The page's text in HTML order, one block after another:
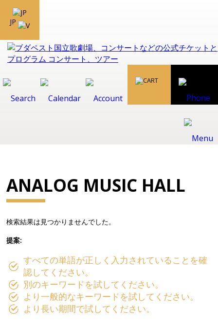
JP
ANALOG MUSIC HALL
検索結果は見つかりませんでした。
提案:
すべての単語が正しく入力されていることを確
認してください。
別のキーワードを試してください。
より一般的なキーワードを試してください。
より長い期間で試してください。